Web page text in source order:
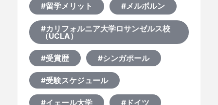
#留学メリット #メルボルン
#カリフォルニア大学ロサンゼルス校
（UCLA）
#受賞歴 #シンガポール
#受験スケジュール
#イェール大学 #ドイツ